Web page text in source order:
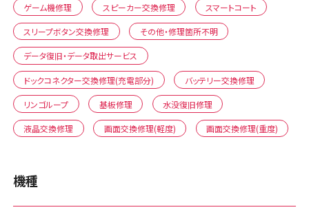
ゲーム機修理 スピーカー交換修理 スマートコート
スリープボタン交換修理 その他・修理箇所不明
データ復旧・データ取出サービス
ドックコネクター交換修理(充電部分) バッテリー交換修理
リンゴループ 基板修理 水没復旧修理
液晶交換修理 画面交換修理(軽度) 画面交換修理(重度)
機種